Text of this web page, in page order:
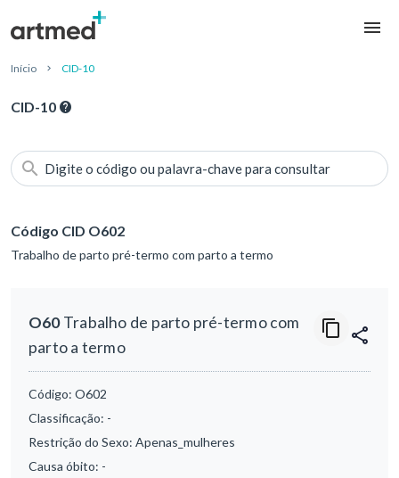
Início CID-10
CID-10
Digite o código ou palavra-chave para consultar
Código CID O602
Trabalho de parto pré-termo com parto a termo
O60Trabalho de parto pré-termo com
parto a termo
Código: O602
Classificação: -
Restrição do Sexo: Apenas_mulheres
Causa óbito: -